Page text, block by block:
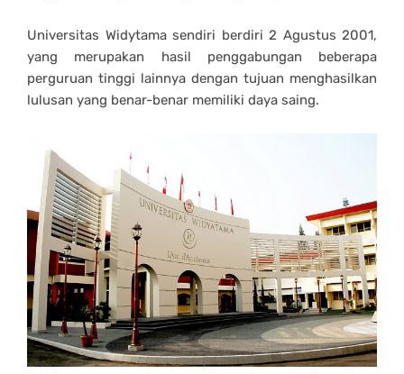
Universitas Widytama sendiri berdiri 2 Agustus 2001,
yang merupakan hasil penggabungan beberapa
perguruan tinggi lainnya dengan tujuan menghasilkan
lulusan yang benar-benar memiliki daya saing.